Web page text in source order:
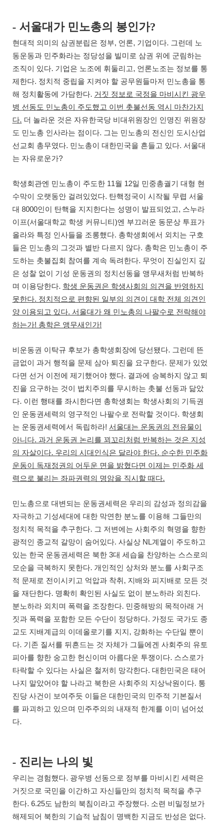
- 서울대가 민노총의 봉인가?
현대적 의미의 삼권분립은 정부, 언론, 기업이다. 그런데 노
동운동과 민주화라는 정당성을 빌미로 삼권 위에 군림하는
조직이 있다. 기업은 노조에 휘둘리고, 언론노조는 정보를 통
제한다. 정치적 중립을 지켜야 할 공무원들마저 민노총을 통
해 정치활동에 가담한다. 거짓 정보로 국정을 마비시킨 광우
병 선동도 민노총이 주도했고 이번 촛불선동 역시 마찬가지
다. 더 놀라운 것은 자유한국당 비대위원장인 인명진 위원장
도 민노총 인사라는 점이다. 그는 민노총의 전신인 도시산업
선교회 총무였다. 민노총이 대한민국을 흔들고 있다. 서울대
는 자유로운가?
학생회관엔 민노총이 주도한 11월 12일 민중총궐기 대형 현
수막이 오랫동안 걸려있었다. 탄핵정국이 시작될 무렵 서울
대 8000인이 탄핵을 지지한다는 성명이 발표되었고, 스누라
이프(서울대학교 학생 커뮤니티 )엔 부끄러운 동문상 투표가
올라와 특정 인사들을 조롱했다. 총학생회에서 외치는 구호
들은 민노총의 그것과 별반 다르지 않다. 총학은 민노총이 주
도하는 촛불집회 참여를 계속 독려한다. 무엇이 진실인지 깊
은 성찰 없이 기성 운동권의 정치선동을 앵무새처럼 반복하
며 이용당한다. 학생 운동권은 학생사회의 의견을 반영하지
못한다. 정치적으로 편향된 일부의 의견이 대학 전체 의견인
양 이용되고 있다. 서울대가 왜 민노총의 나팔수로 전락해야
하는가! 총학은 앵무새인가!
비운동권 이탁규 후보가 총학생회장에 당선됐다. 그런데 뜬
금없이 과거 행적을 문제 삼아 퇴진을 요구한다. 문제가 있었
다면 선거 이전에 제기했어야 했다. 결과에 승복하지 않고 퇴
진을 요구하는 것이 법치주의를 무시하는 촛불 선동과 닮았
다. 이런 행태를 좌시한다면 총학생회는 학생사회의 기득권
인 운동권세력의 영구적인 나팔수로 전락할 것이다. 학생회
는 운동권세력에서 독립하라! 서울대는 운동권의 전유물이
아니다. 과거 운동권 논리를 꾀꼬리처럼 반복하는 것은 지성
의 자살이다. 우리의 시대인식은 달라야 한다. 순수한 민주화
운동이 독재정권의 어두운 면을 밝혔다면 이제는 민주화 세
력으로 불리는 좌파권력의 명암을 직시할 때다.
민노총으로 대변되는 운동권세력은 우리의 감성과 정의감을
자극하고 기성세대에 대한 막연한 분노를 이용해 그들만의
정치적 목적을 추구한다. 그 저변에는 사회주의 혁명을 향한
광적인 종교적 갈망이 숨어있다. 사실상 NL계열이 주도하고
있는 한국 운동권세력은 북한 3대 세습을 찬양하는 스스로의
모순을 극복하지 못한다. 개인적인 상처와 분노를 사회구조
적 문제로 전이시키고 억압과 착취 , 지배와 피지배로 모든 것
을 재단한다. 명확히 확인된 사실도 없이 분노하라 외친다.
분노하라 외치며 폭력을 조장한다. 민중해방의 목적아래 거
짓과 폭력을 포함한 모든 수단이 정당하다. 가정도 국가도 종
교도 지배계급의 이데올로기를 지지 , 강화하는 수단일 뿐이
다. 기존 질서를 뒤흔드는 것 자체가 그들에겐 사회주의 유토
피아를 향한 숭고한 헌신이며 아름다운 투쟁이다. 스스로가
타락할 수 있다는 사실은 철저히 망각한다. 대한민국은 태어
나지 말았어야 할 나라고 북한은 사회주의 지상낙원이다. 통
진당 사건이 보여주듯 이들은 대한민국의 민주적 기본질서
를 파괴하고 있으며 민주주의의 내재적 한계를 이미 넘어섰
다.
- 진리는 나의 빛
우리는 경험했다. 광우병 선동으로 정부를 마비시킨 세력은
거짓으로 국민을 이간하고 자신들만의 정치적 목적을 추구
한다. 6.25도 남한의 북침이라고 주장했다. 소련 비밀정보가
해제되어 북한의 기습적 남침이 명백한 지금도 반성은 없다.